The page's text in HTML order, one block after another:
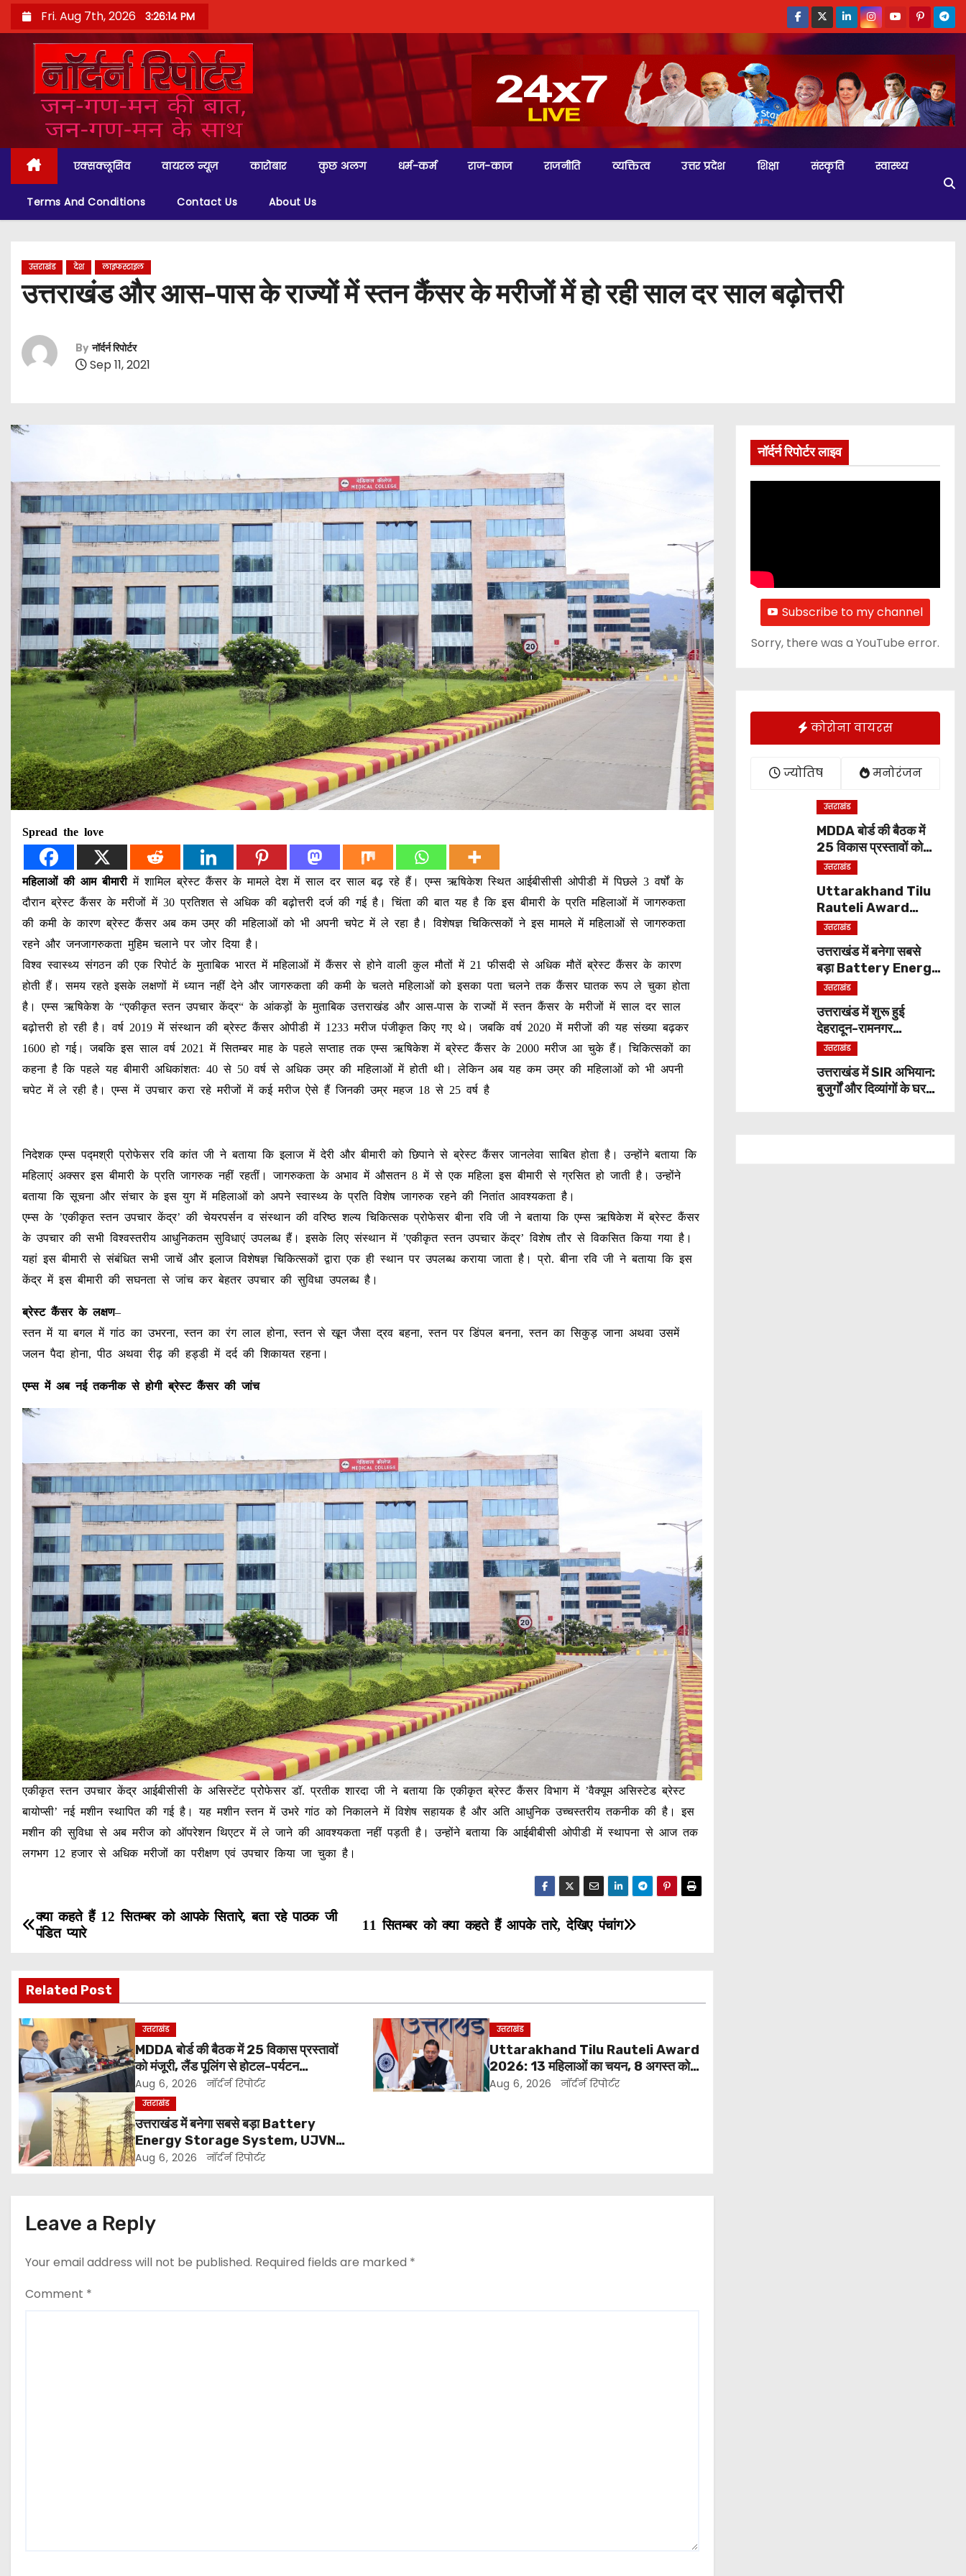
k
o
Fri. Aug 7th, 2026 3:26:16 PM
एक्सक्लूसिव वायरल न्यूज़ कारोबार कुछ अलग धर्म-कर्म राज-काज राजनीति व्यक्तित्व उत्तर प्रदेश शिक्षा संस्कृति स्वास्थ्य
Terms And Conditions Contact Us About Us
उत्तराखंड देश लाइफस्टाइल
उत्तराखंड और आस-पास के राज्यों में स्तन कैंसर के मरीजों में हो रही साल दर साल बढ़ोत्तरी
By नॉर्दर्न रिपोर्टर
Sep 11, 2021
Spread the love
महिलाओं की आम बीमारीमें शामिल ब्रेस्ट कैंसर के मामले देश में साल दर साल बढ़ रहे हैं। एम्स ऋषिकेश स्थित आईबीसीसी ओपीडी में पिछले 3 वर्षों के
दौरान ब्रेस्ट कैंसर के मरीजों में 30 प्रतिशत से अधिक की बढ़ोत्तरी दर्ज की गई है। चिंता की बात यह है कि इस बीमारी के प्रति महिलाओं में जागरुकता
की कमी के कारण ब्रेस्ट कैंसर अब कम उम्र की महिलाओं को भी अपनी चपेट में ले रहा है। विशेषज्ञ चिकित्सकों ने इस मामले में महिलाओं से जागरुकता
रहने और जनजागरुकता मुहिम चलाने पर जोर दिया है।
विश्व स्वास्थ्य संगठन की एक रिपोर्ट के मुताबिक भारत में महिलाओं में कैंसर से होने वाली कुल मौतों में 21 फीसदी से अधिक मौतें ब्रेस्ट कैंसर के कारण
होती हैं। समय रहते इसके लक्षणों में ध्यान नहीं देने और जागरुकता की कमी के चलते महिलाओं को इसका पता चलने तक कैंसर घातक रूप ले चुका होता
है। एम्स ऋषिकेश के “एकीकृत स्तन उपचार केंद्र“ के आंकड़ों के मुताबिक उत्तराखंड और आस-पास के राज्यों में स्तन कैंसर के मरीजों में साल दर साल
बढ़ोत्तरी हो रही है। वर्ष 2019 में संस्थान की ब्रेस्ट कैंसर ओपीडी में 1233 मरीज पंजीकृत किए गए थे। जबकि वर्ष 2020 में मरीजों की यह संख्या बढ़कर
1600 हो गई। जबकि इस साल वर्ष 2021 में सितम्बर माह के पहले सप्ताह तक एम्स ऋषिकेश में ब्रेस्ट कैंसर के 2000 मरीज आ चुके हैं। चिकित्सकों का
कहना है कि पहले यह बीमारी अधिकांशतः 40 से 50 वर्ष से अधिक उम्र की महिलाओं में होती थी। लेकिन अब यह कम उम्र की महिलाओं को भी अपनी
चपेट में ले रही है। एम्स में उपचार करा रहे मरीजों में कई मरीज ऐसे हैं जिनकी उम्र महज 18 से 25 वर्ष है
निदेशक एम्स पद्मश्री प्रोफेसर रवि कांत जी ने बताया कि इलाज में देरी और बीमारी को छिपाने से ब्रेस्ट कैंसर जानलेवा साबित होता है। उन्होंने बताया कि
महिलाएं अक्सर इस बीमारी के प्रति जागरुक नहीं रहतीं। जागरुकता के अभाव में औसतन 8 में से एक महिला इस बीमारी से ग्रसित हो जाती है। उन्होंने
बताया कि सूचना और संचार के इस युग में महिलाओं को अपने स्वास्थ्य के प्रति विशेष जागरुक रहने की नितांत आवश्यकता है।
एम्स के ’एकीकृत स्तन उपचार केंद्र’ की चेयरपर्सन व संस्थान की वरिष्ठ शल्य चिकित्सक प्रोफेसर बीना रवि जी ने बताया कि एम्स ऋषिकेश में ब्रेस्ट कैंसर
के उपचार की सभी विश्वस्तरीय आधुनिकतम सुविधाएं उपलब्ध हैं। इसके लिए संस्थान में ’एकीकृत स्तन उपचार केंद्र’ विशेष तौर से विकसित किया गया है।
यहां इस बीमारी से संबंधित सभी जाचें और इलाज विशेषज्ञ चिकित्सकों द्वारा एक ही स्थान पर उपलब्ध कराया जाता है। प्रो. बीना रवि जी ने बताया कि इस
केंद्र में इस बीमारी की सघनता से जांच कर बेहतर उपचार की सुविधा उपलब्ध है।
ब्रेस्ट कैंसर के लक्षण–
स्तन में या बगल में गांठ का उभरना, स्तन का रंग लाल होना, स्तन से खून जैसा द्रव बहना, स्तन पर डिंपल बनना, स्तन का सिकुड़ जाना अथवा उसमें
जलन पैदा होना, पीठ अथवा रीढ़ की हड्डी में दर्द की शिकायत रहना।
एम्स में अब नई तकनीक से होगी ब्रेस्ट कैंसर की जांच
एकीकृत स्तन उपचार केंद्र आईबीसीसी के असिस्टेंट प्रोेफेसर डॉ. प्रतीक शारदा जी ने बताया कि एकीकृत ब्रेस्ट कैंसर विभाग में ’वैक्यूम असिस्टेड ब्रेस्ट
बायोप्सी’ नई मशीन स्थापित की गई है। यह मशीन स्तन में उभरे गांठ को निकालने में विशेष सहायक है और अति आधुनिक उच्चस्तरीय तकनीक की है। इस
मशीन की सुविधा से अब मरीज को ऑपरेशन थिएटर में ले जाने की आवश्यकता नहीं पड़ती है। उन्होंने बताया कि आईबीबीसी ओपीडी में स्थापना से आज तक
लगभग 12 हजार से अधिक मरीजों का परीक्षण एवं उपचार किया जा चुका है।
P
s
t
n
a
v
i
g
t
i
o
11 सितम्बर को क्या कहते हैं आपके तारे, देखिए पंचांग
क्या कहते हैं 12 सितम्बर को आपके सितारे, बता रहे पाठक जी
पंडित प्यारे
Related Post
उत्तराखंड
MDDA बोर्ड की बैठक में 25 विकास प्रस्तावों
को मंजूरी, लैंड पूलिंग से होटल-पर्यटन
परियोजनाओं को मिलेगी रफ्तार
Aug 6, 2026 नॉर्दर्न रिपोर्टर
उत्तराखंड
Uttarakhand Tilu Rauteli Award
2026: 13 महिलाओं का चयन, 8 अगस्त को
सीएम धामी करेंगे सम्मानित
Aug 6, 2026 नॉर्दर्न रिपोर्टर
उत्तराखंड
उत्तराखंड में बनेगा सबसे बड़ा Battery
Energy Storage System, UJVNL
लगाएगा 352 करोड़ का प्रोजेक्ट
Aug 6, 2026 नॉर्दर्न रिपोर्टर
Leave a Reply
Your email address will not be published. Required fields are marked *
Comment *
नॉर्दर्न रिपोर्टर लाइव
Subscribe to my channel
Sorry, there was a YouTube error.
कोरोना वायरस
ज्योतिष मनोरंजन
उत्तराखंड
MDDA बोर्ड की बैठक में
25 विकास प्रस्तावों को
मंजूरी, लैंड पूलिंग से होटल-
मिलेगी रफ्तार
उत्तराखंड
Uttarakhand Tilu
Rauteli Award
2026: 13 महिलाओं का
चयन, 8 अगस्त को सीएम
धामी करेंगे सम्मानित
उत्तराखंड
उत्तराखंड में बनेगा सबसे
बड़ा Battery Energy
Storage System,
UJVNL लगाएगा 352
करोड़ का प्रोजेक्ट
उत्तराखंड
उत्तराखंड में शुरू हुई
देहरादून-रामनगर
एक्सप्रेस, सप्ताह में दो दिन
मिलेगा सफर का नया विकल्प
उत्तराखंड
उत्तराखंड में SIR अभियान:
बुजुर्गों और दिव्यांगों के घर